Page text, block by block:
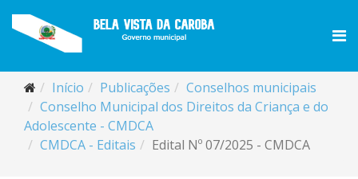
Início Publicações
Conselhos municipais
Conselho Municipal dos Direitos da Criança e do
Adolescente - CMDCA
CMDCA - Editais
Edital Nº 07/2025 - CMDCA